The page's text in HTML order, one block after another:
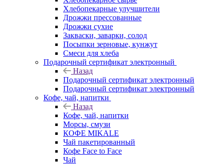
Хлебопекарные улучшители
Дрожжи прессованные
Дрожжи сухие
Закваски, заварки, солод
Посыпки зерновые, кунжут
Смеси для хлеба
Подарочный сертификат электронный
Назад
Подарочный сертификат электронный
Подарочный сертификат электронный
Кофе, чай, напитки
Назад
Кофе, чай, напитки
Морсы, смузи
КОФЕ MIKALE
Чай пакетированный
Кофе Face to Face
Чай